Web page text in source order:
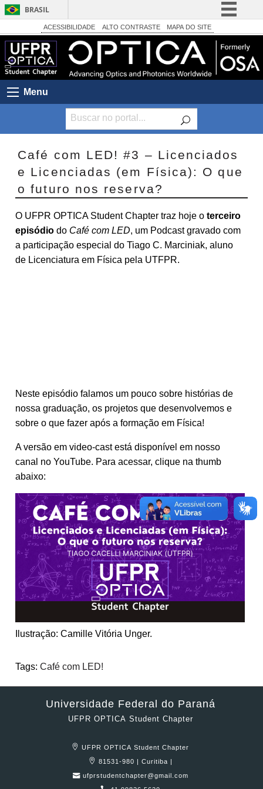
BRASIL
Simplifique!
Comunica BR
Participe
Legislação
Canais
ACESSIBILIDADE ALTO CONTRASTE MAPA DO SITE
Menu
Café com LED! #3 – Licenciados
e Licenciadas (em Física): O que
o futuro nos reserva?
O UFPR OPTICA Student Chapter traz hoje o terceiro
episódio do Café com LED, um Podcast gravado com
a participação especial do Tiago C. Marciniak, aluno
de Licenciatura em Física pela UTFPR.
Neste episódio falamos um pouco sobre histórias de
nossa graduação, os projetos que desenvolvemos e
sobre o que fazer após a formação em Física!
A versão em video-cast está disponível em nosso
canal no YouTube. Para acessar, clique na thumb
abaixo:
Ilustração: Camille Vitória Unger.
Tags: Café com LED!
Universidade Federal do Paraná
UFPR OPTICA Student Chapter
UFPR OPTICA Student Chapter
81531-980 | Curitiba |
ufprstudentchapter@gmail.com